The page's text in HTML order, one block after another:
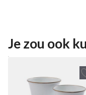
Je zou ook